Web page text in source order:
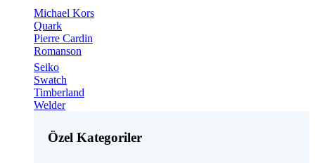
Michael Kors
Quark
Pierre Cardin
Romanson
Seiko
Swatch
Timberland
Welder
Özel Kategoriler